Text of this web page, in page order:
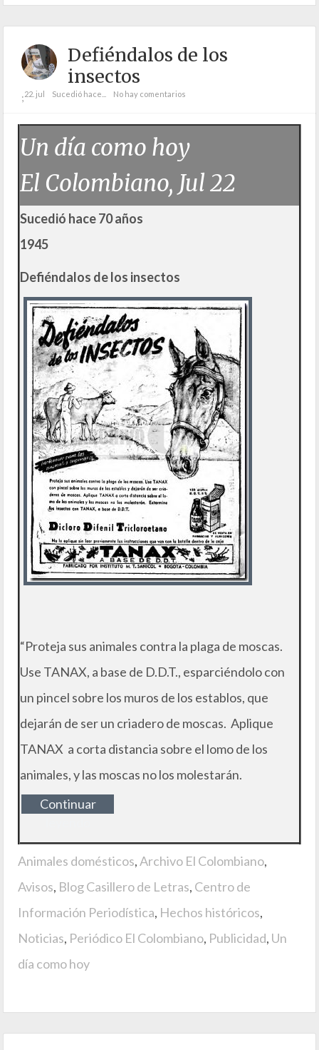
Defiéndalos de los
insectos
;22. jul Sucedió hace... No hay comentarios
Un día como hoy
El Colombiano, Jul 22
Sucedió hace 70 años
1945
Defiéndalos de los insectos
“Proteja sus animales contra la plaga de moscas.
Use TANAX, a base de D.D.T., esparciéndolo con
un pincel sobre los muros de los establos, que
dejarán de ser un criadero de moscas. Aplique
TANAX a corta distancia sobre el lomo de los
animales, y las moscas no los molestarán.
Continuar
Animales domésticos,Archivo El Colombiano,
Avisos, Blog Casillero de Letras, Centro de
Información Periodística, Hechos históricos,
Noticias, Periódico El Colombiano, Publicidad, Un
día como hoy